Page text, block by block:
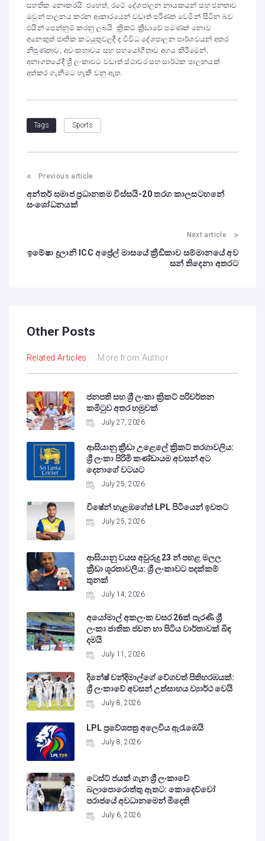
සහතික නොකරයි. එහෙත්, රටේ දේශපාලන නායකයන් සහ ජනතාව
ඔවුන් පාලනය කරන ආකාරයෙන් වඩාත් පරිණත වෙමින් සිටින බව
එයින් පෙන්නුම් කරනු ලබයි. ක්‍රිකට් ක්‍රීඩාවේ පමණක් නොව
අනෙකුත් ජාතික කටයුතුවලදී ද විවිධ දේශපාලන පාර්ශවයන් අතර
නිපුණතාව, අවංකභාවය සහ සහයෝගීතාව අගය කිරීමෙන්,
අනාගතයේදී ශ්‍රී ලංකාවට වඩාත් ස්ථාවර සහ සාර්ථක පාලනයක්
අත්කර ගැනීමට හැකි වනු ඇත.
Tags Sports
Previous article
අන්තර් සමාජ ප්‍රධානතම විස්සයි-20 තරග කාලසටහනේ
සංශෝධනයක්
Next article
ඉමේෂා දුලානි ICC අප්‍රේල් මාසයේ ක්‍රීඩිකාව සම්මානයේ අව
සන් තිදෙනා අතරට
Other Posts
Related Articles More from Author
ජනපති සහ ශ්‍රී ලංකා ක්‍රිකට් පරිවර්තන
කමිටුව අතර හමුවක්
July 27, 2026
ආසියානු ක්‍රීඩා උළෙලේ ක්‍රිකට් තරගාවලිය:
ශ්‍රී ලංකා පිරිමි කණ්ඩායම අවසන් අට
දෙනාගේ වටයට
July 25, 2026
විෂේන් හැළඹගේත් LPL පිටියෙන් ඉවතට
July 25, 2026
ආසියානු වයස අවුරුදු 23 න් පහළ මලල
ක්‍රීඩා ශූරතාවලිය: ශ්‍රී ලංකාවට පදක්කම්
තුනක්
July 14, 2026
අයෝමාල් අකලංක වසර 26ක් පැරණි ශ්‍රී
ලංකා ජාතික ජවන හා පිටිය වාර්තාවක් බිඳ
දමයි
July 11, 2026
දිනේෂ් චන්දිමාල්ගේ වේගවත් පිතිහරඹයක්:
ශ්‍රී ලංකාවේ අවසන් උත්සාහය ව්‍යාර්ථ වෙයි
July 8, 2026
LPL ප්‍රවේශපත්‍ර අලෙවිය ඇරැඹෙයි
July 8, 2026
ටෙස්ට් ජයක් ගැන ශ්‍රී ලංකාවේ
බලාපොරොත්තු ඈතට: කොදෙව්වෝ
පරාජයේ අවධානමෙන් මිදෙති
July 6, 2026